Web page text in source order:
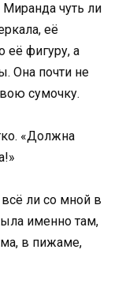
Миранда чуть ли
её
её фигуру, а
Она почти не
сумочку.
«Должна
ли со мной в
именно там,
в пижаме,